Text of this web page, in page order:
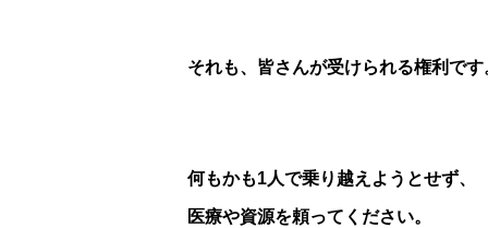
それも、皆さんが受けられる権利です
何もかも1人で乗り越えようとせず、
医療や資源を頼ってください。